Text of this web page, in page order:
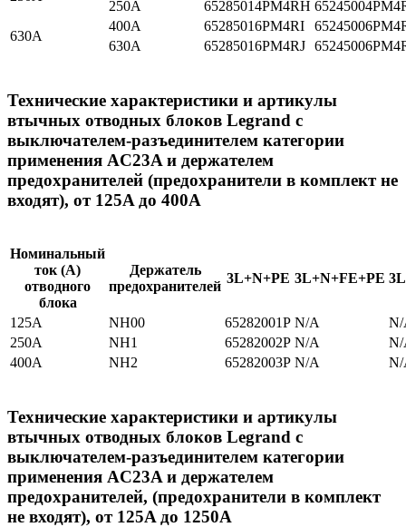
250A 65285014PM4RH
630A
400A 65285016PM4RI
630A
65285016PM4RJ
Технические характеристики и артикулы
втычных отводных блоков Legrand с
выключателем-разъединителем категории
применения AC23A и держателем
предохранителей (предохранители в комплект не
входят), от 125A до 400A
Номинальный
ток (A)
отводного
блока
Держатель
предохранителей
3L+N+PE 3L+N+FE+PE
125A NH00 65282001P N/A
250A
NH1 65282002P N/A
400A
NH2 65282003P N/A
Технические характеристики и артикулы
втычных отводных блоков Legrand с
выключателем-разъединителем категории
применения AC23A и держателем
предохранителей, (предохранители в комплект
не входят), от 125A до 1250A